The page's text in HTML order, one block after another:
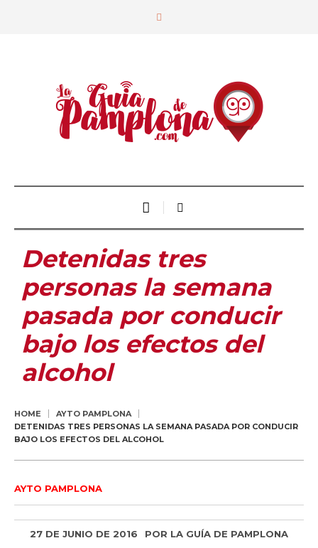
Detenidas tres
personas la semana
pasada por conducir
bajo los efectos del
alcohol
HOME
AYTO PAMPLONA
DETENIDAS TRES PERSONAS LA SEMANA PASADA POR CONDUCIR
BAJO LOS EFECTOS DEL ALCOHOL
AYTO PAMPLONA
27 DE JUNIO DE 2016 POR LA GUÍA DE PAMPLONA